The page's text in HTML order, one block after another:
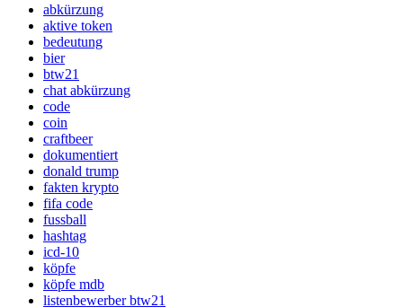
abkürzung
aktive token
bedeutung
bier
btw21
chat abkürzung
code
coin
craftbeer
dokumentiert
donald trump
fakten krypto
fifa code
fussball
hashtag
icd-10
köpfe
köpfe mdb
listenbewerber btw21